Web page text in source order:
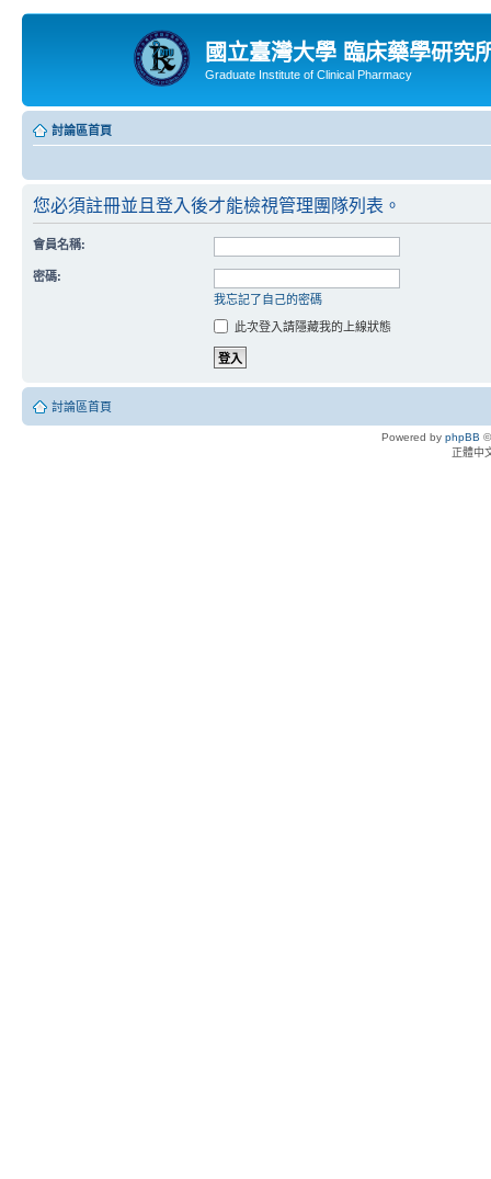
國立臺灣大學 臨床藥學研究
Graduate Institute of Clinical Pharmacy
討論區首頁
您必須註冊並且登入後才能檢視管理團隊列表。
會員名稱:
密碼:
我忘記了自己的密碼
此次登入請隱藏我的上線狀態
討論區首頁
Powered by phpBB
正體中